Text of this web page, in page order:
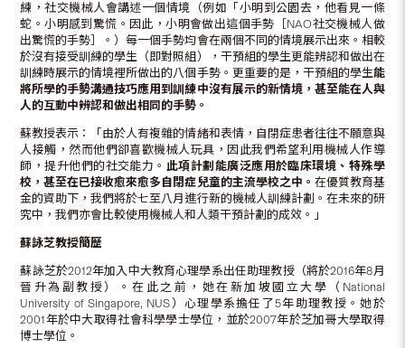
練，社交機械人會講述一個情境（例如「小明到公園去，他看見一條
蛇。小明感到驚慌。因此，小明會做出這個手勢［NAO社交機械人做
出驚慌的手勢］。）每一個手勢均會在兩個不同的情境展示出來。相較
於沒有接受訓練的學生（即對照組），干預組的學生更能辨認和做出在
訓練時展示的情境裡所做出的八個手勢。更重要的是，干預組的學生能
將所學的手勢溝通技巧應用到訓練中沒有展示的新情境，甚至能在人與
人的互動中辨認和做出相同的手勢。
蘇教授表示：「由於人有複雜的情緒和表情，自閉症患者往往不願意與
人接觸，然而他們卻喜歡機械人玩具，因此我們希望利用機械人作導
師，提升他們的社交能力。 此項計劃能廣泛應用於臨床環境、特殊學
校，甚至在已接收愈來愈多自閉症兒童的主流學校之中。 在優質教育基
金的資助下，我們將於七至八月進行新的機械人訓練計劃。在未來的研
究中，我們亦會比較使用機械人和人類干預計劃的成效。」
蘇詠芝教授簡歷
蘇詠芝於2012年加入中大教育心理學系出任助理教授（將於2016年8月
晉升為副教授）。在此之前，她在新加坡國立大學（National
University of Singapore, NUS）心理學系擔任了5年助理教授。她於
2001年於中大取得社會科學學士學位，並於2007年於芝加哥大學取得
博士學位。